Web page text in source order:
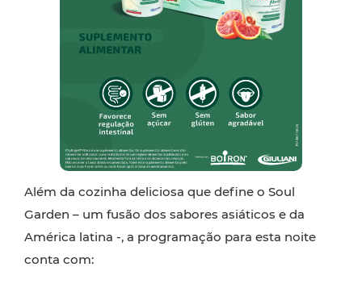
Além da cozinha deliciosa que define o Soul
Garden – um fusão dos sabores asiáticos e da
América latina -, a programação para esta noite
conta com: